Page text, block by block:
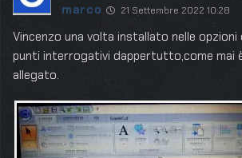
marco 21 Settembre 2022 10:28
Vincenzo una volta installato nelle opzioni
punti interrogativi dappertutto,come mai
allegato.